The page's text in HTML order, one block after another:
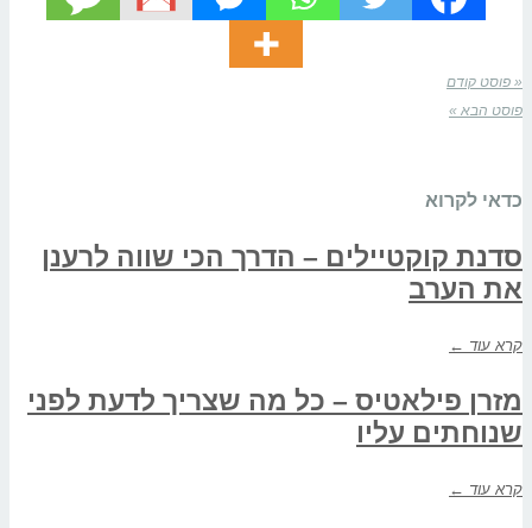
« פוסט קודם
פוסט הבא »
כדאי לקרוא
סדנת קוקטיילים – הדרך הכי שווה לרענן
את הערב
קרא עוד ←
מזרן פילאטיס – כל מה שצריך לדעת לפני
שנוחתים עליו
קרא עוד ←